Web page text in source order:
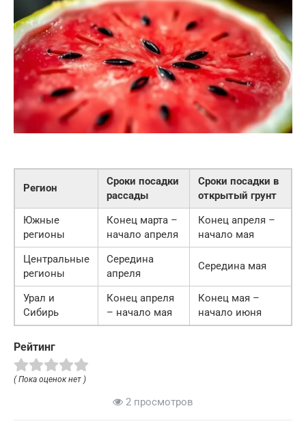
Регион
Сроки посадки
рассады
Сроки посадки в
открытый грунт
Южные
регионы
Конец марта –
начало апреля
Конец апреля –
начало мая
Центральные
регионы
Середина
апреля
Середина мая
Урал и
Сибирь
Конец апреля
– начало мая
Конец мая –
начало июня
Рейтинг
( Пока оценок нет )
2 просмотров